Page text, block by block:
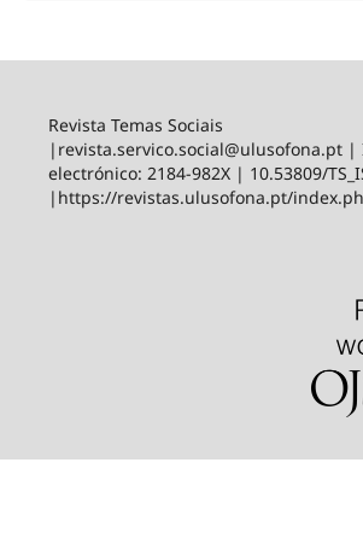
Revista Temas Sociais
|revista.servico.social@ulusofona.pt |
electrónico: 2184-982X | 10.53809/
|https://revistas.ulusofona.pt/